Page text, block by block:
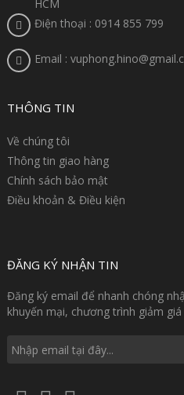
HCM
Điện thoại : 0914 855 799
Email :
THÔNG TIN
Về chúng tôi
Thông tin giao hàng
Chính sách bảo mật
Điều khoản & Điều kiện
ĐĂNG KÝ NHẬN TIN
Đăng ký email để nhanh chóng
khuyến mại, chương trình giảm